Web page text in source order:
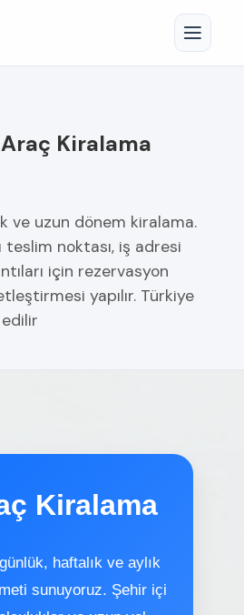
Kiralama
ve uzun dönem kiralama.
teslim noktası, iş adresi
için rezervasyon
yapılır. Türkiye
Kiralama
haftalık ve aylık
sunuyoruz. Şehir içi